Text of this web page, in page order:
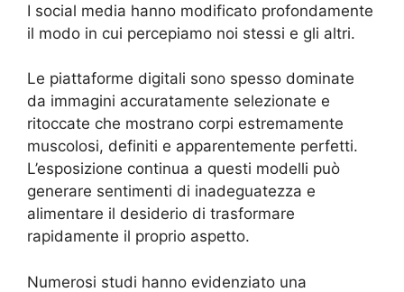
I social media hanno modificato profondamente
il modo in cui percepiamo noi stessi e gli altri.
Le piattaforme digitali sono spesso dominate
da immagini accuratamente selezionate e
ritoccate che mostrano corpi estremamente
muscolosi, definiti e apparentemente perfetti.
L’esposizione continua a questi modelli può
generare sentimenti di inadeguatezza e
alimentare il desiderio di trasformare
rapidamente il proprio aspetto.
Numerosi studi hanno evidenziato una